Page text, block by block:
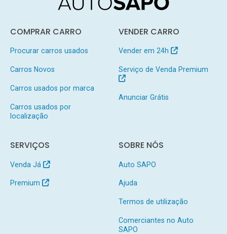
COMPRAR CARRO
Procurar carros usados
Carros Novos
Carros usados por marca
Carros usados por
localização
VENDER CARRO
Vender em 24h
Serviço de Venda Premium
Anunciar Grátis
SERVIÇOS
Venda Já
Premium
SOBRE NÓS
Auto SAPO
Ajuda
Termos de utilização
Comerciantes no Auto
SAPO